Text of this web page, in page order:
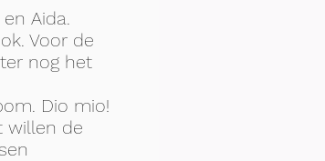
Aida.
Voor de
nog het
Dio mio!
willen de